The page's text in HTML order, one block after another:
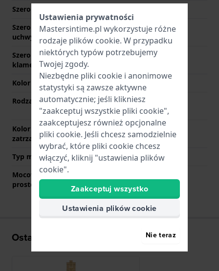
Szerokość uchwytu
Szerokość między
uchwytami
5 mm
Szerokość paska przy
klamerce
14 mm
Kolor paska
Złoty
Rodzaj zapięcia
Zapięcie zatrzaskowe z
przyciskami
Kolor zapięcia
zatrzaskowego
Złoty
Typ mocowania
Bolec i rurka
Mocowanie za pomocą
prostego bolca
Ostatnio oglądane
Ustawienia prywatności
Mastersintime.pl wykorzystuje różne
rodzaje plików cookie. W przypadku
niektórych typów potrzebujemy
Twojej zgody.
Niezbędne pliki cookie i anonimowe
statystyki są zawsze aktywne
automatycznie; jeśli klikniesz
"zaakceptuj wszystkie pliki cookie",
zaakceptujesz również opcjonalne
pliki cookie. Jeśli chcesz samodzielnie
wybrać, które pliki cookie chcesz
włączyć, kliknij "ustawienia plików
cookie".
Zaakceptuj wszystko
Ustawienia plików cookie
Nie teraz